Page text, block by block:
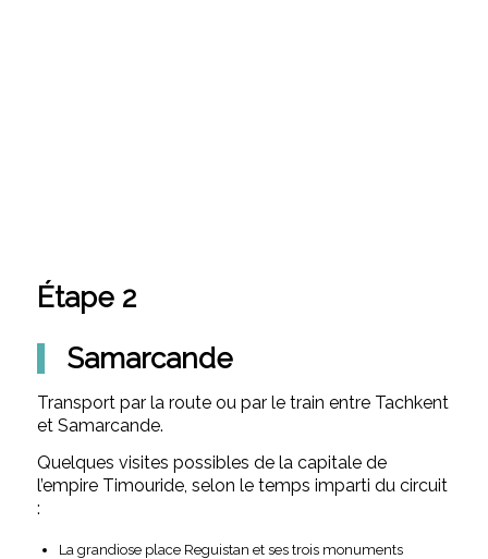
Étape 2
Samarcande
Transport par la route ou par le train entre Tachkent
et Samarcande.
Quelques visites possibles de la capitale de
l’empire Timouride, selon le temps imparti du circuit
:
La grandiose place Reguistan et ses trois monuments